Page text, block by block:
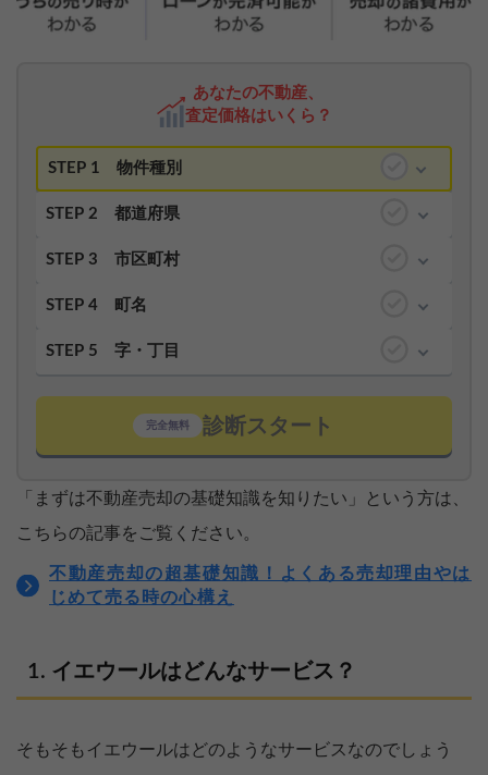
あなたの不動産、
査定価格はいくら？
STEP 1 物件種別
STEP 2 都道府県
STEP 3 市区町村
STEP 4 町名
STEP 5 字・丁目
完全無料 診断スタート
「まずは不動産売却の基礎知識を知りたい」という方は、
こちらの記事をご覧ください。
不動産売却の超基礎知識！よくある売却理由やは
じめて売る時の心構え
イエウールはどんなサービス？
そもそもイエウールはどのようなサービスなのでしょう